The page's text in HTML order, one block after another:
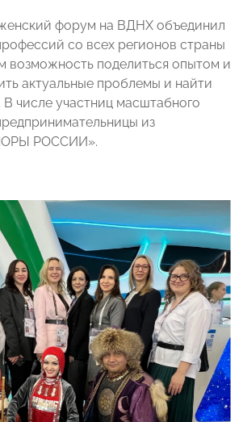
форум на ВДНХ объединил
со всех регионов страны
возможность поделиться опытом и
актуальные проблемы и найти
числе участниц масштабного
из
РОССИИ».